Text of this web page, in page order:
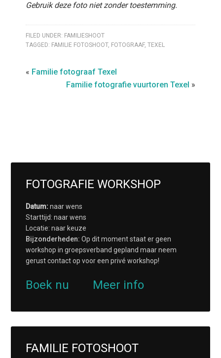
Gebruik deze foto niet zonder toestemming.
FILED UNDER: FAMILIESHOOT
TAGGED: FAMILIE FOTOSHOOT, FOTOGRAAF,TEXEL
« Familie fotograaf Texel
Familie fotografie vuurtoren Texel »
FOTOGRAFIE WORKSHOP
Datum:naar wens
Starttijd: naar wens
Locatie: naar keuze
Bijzonderheden: Op dit moment staat er geen
workshop in groepsverband gepland maar neem
gerust contact op voor een privé workshop!
Boek nu Meer info
FAMILIE FOTOSHOOT